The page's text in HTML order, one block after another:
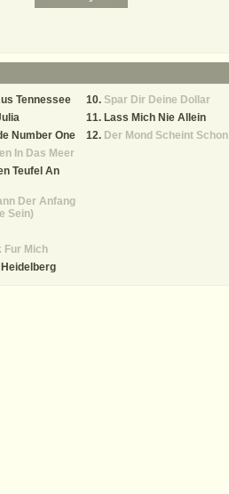
Tennessee
Number One
In Das Meer
Teufel An
Der Anfang
Sein)
Fur Mich
Spar Dir Deine Dollar
Lass Mich Nie Allein
Der Mond Scheint Schon